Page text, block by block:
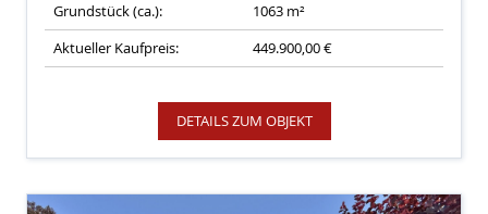
Grundstück (ca.):
1063 m²
Aktueller Kaufpreis:
449.900,00 €
DETAILS ZUM OBJEKT